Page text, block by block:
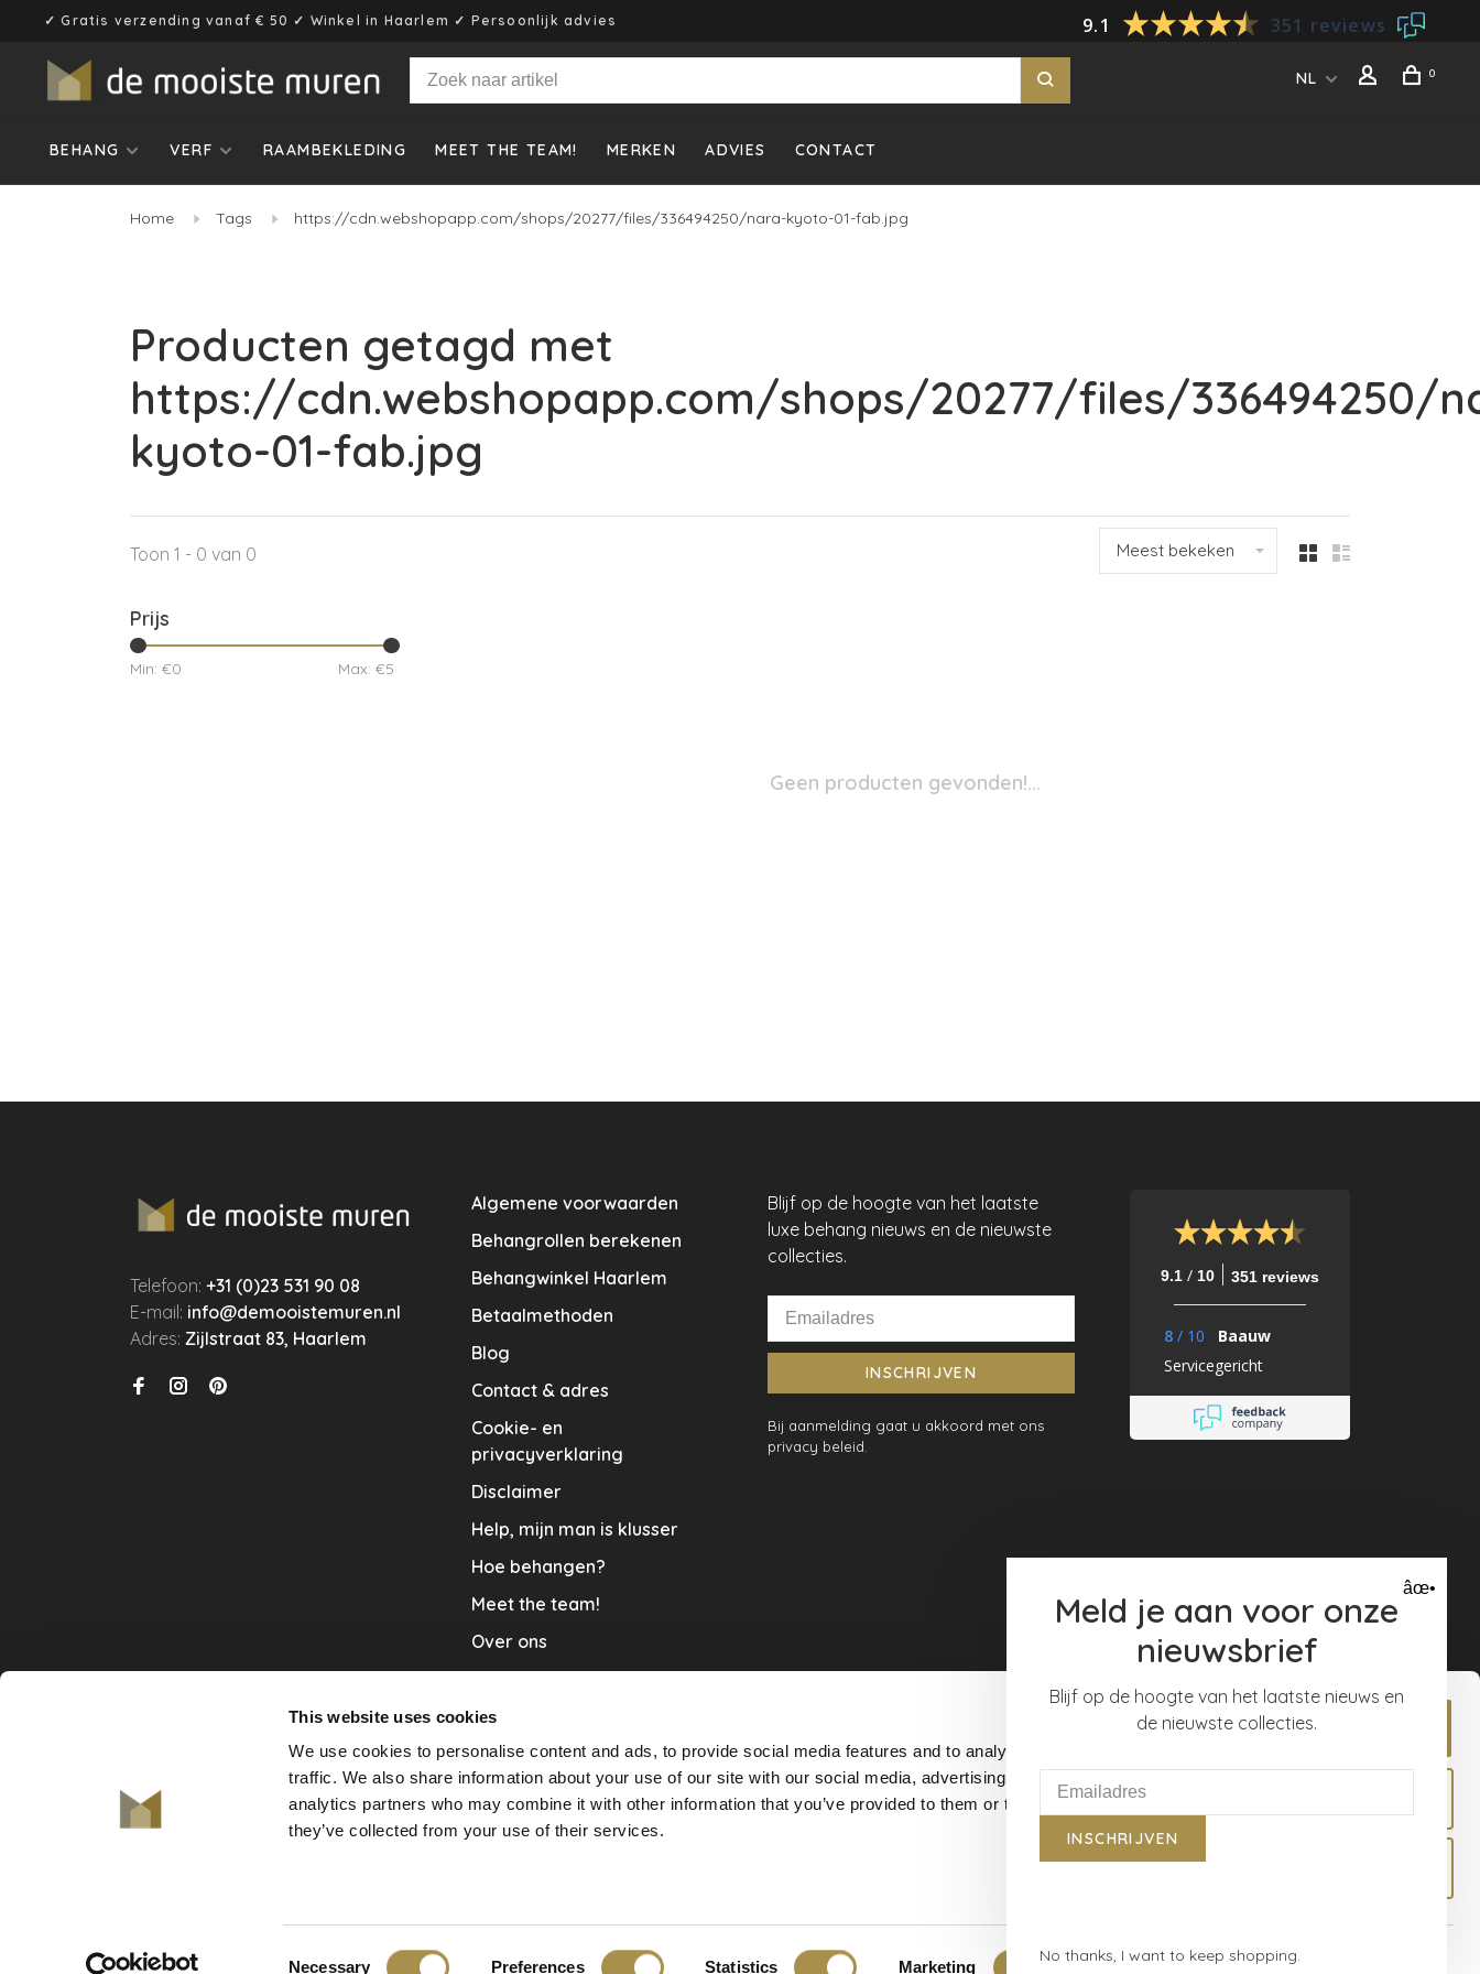
This website uses cookies
We use cookies to personalise content and ads, to provide social media features and to analyse our
traffic. We also share information about your use of our site with our social media, advertising and
analytics partners who may combine it with other information that you’ve provided to them or that
they’ve collected from your use of their services.
Necessary Preferences Statistics Marketing Show details
Allow all
9.1 351 reviews
✓ Gratis verzending vanaf € 50 ✓ Winkel in Haarlem ✓ Persoonlijk advies
NL 0
BEHANG VERF RAAMBEKLEDING MEET THE TEAM! MERKEN ADVIES CONTACT
Home Tags https://cdn.webshopapp.com/shops/20277/files/336494250/nara-kyoto-01-fab.jpg
Producten getagd met
https://cdn.webshopapp.com/shops/20277/files/336494250/
kyoto-01-fab.jpg
Toon 1 - 0 van 0 Meest bekeken
Prijs
Min: €0 Max: €5
Geen producten gevonden!...
Telefoon:+31 (0)23 531 90 08
E-mail: info@demooistemuren.nl
Adres:Zijlstraat 83, Haarlem
Algemene voorwaarden
Behangrollen berekenen
Behangwinkel Haarlem
Betaalmethoden
Blog
Contact & adres
Cookie- en
privacyverklaring
Disclaimer
Help, mijn man is klusser
Hoe behangen?
Meet the team!
Over ons
Traplopers en vloerkleden
Vacature
Verzending & Retour
Blijf op de hoogte van het laatste
luxe behang nieuws en de nieuwste
collecties.
INSCHRIJVEN
Bij aanmelding gaat u akkoord met ons
privacy beleid.
9.1 / 10 351 reviews
8 / 10
Baauw
Servicegericht
-De Mooiste Muren scores a out of130 klantbeoordelingen atThe Feedback
âœ•
Meld je aan voor onze
nieuwsbrief
Blijf op de hoogte van het laatste nieuws en
de nieuwste collecties.
INSCHRIJVEN
No thanks, I want to keep shopping.